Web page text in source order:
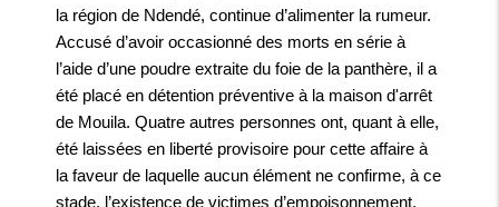
la région de Ndendé, continue d’alimenter la rumeur.
Accusé d’avoir occasionné des morts en série à
l’aide d’une poudre extraite du foie de la panthère, il a
été placé en détention préventive à la maison d'arrêt
de Mouila. Quatre autres personnes ont, quant à elle,
été laissées en liberté provisoire pour cette affaire à
la faveur de laquelle aucun élément ne confirme, à ce
stade, l’existence de victimes d’empoisonnement.